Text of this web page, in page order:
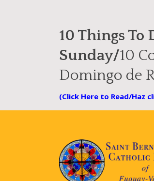
10 Things To
Sunday/10
Domingo de
(Click Here to Read/Haz